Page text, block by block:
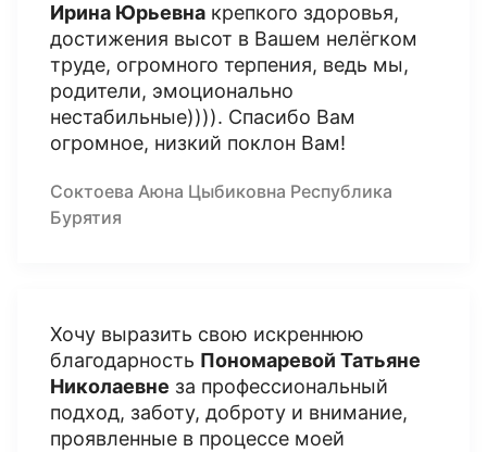
Ирина Юрьевна крепкого здоровья,
достижения высот в Вашем нелёгком
труде, огромного терпения, ведь мы,
родители, эмоционально
нестабильные)))). Спасибо Вам
огромное, низкий поклон Вам!
Соктоева Аюна Цыбиковна Республика
Бурятия
Хочу выразить свою искреннюю
благодарность Пономаревой Татьяне
Николаевне за профессиональный
подход, заботу, доброту и внимание,
проявленные в процессе моей